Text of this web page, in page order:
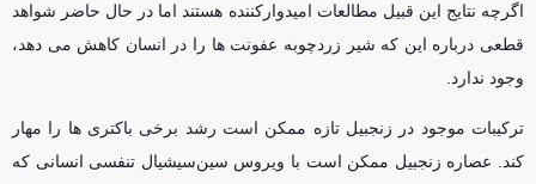
اگرچه نتایج این قبیل مطالعات امیدوارکننده هستند اما در حال حاضر شواهد
قطعی درباره این که شیر زردچوبه عفونت ها را در انسان کاهش می دهد،
وجود ندارد.
ترکیبات موجود در زنجبیل تازه ممکن است رشد برخی باکتری ها را مهار
کند. عصاره زنجبیل ممکن است با ویروس سین‌سیشیال تنفسی انسانی که